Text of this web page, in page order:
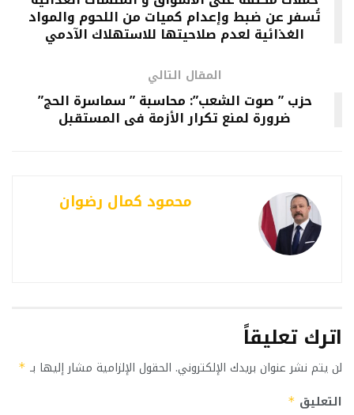
تُسفر عن ضبط وإعدام كميات من اللحوم والمواد
الغذائية لعدم صلاحيتها للاستهلاك الآدمي
المقال التالي
حزب ” صوت الشعب”: محاسبة ” سماسرة الحج”
ضرورة لمنع تكرار الأزمة فى المستقبل
محمود كمال رضوان
اترك تعليقاً
لن يتم نشر عنوان بريدك الإلكتروني. الحقول الإلزامية مشار إليها بـ *
التعليق *